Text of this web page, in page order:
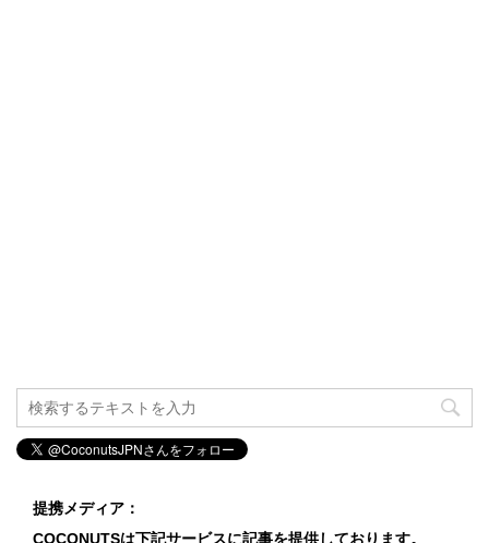
提携メディア：
COCONUTSは下記サービスに記事を提供しております。